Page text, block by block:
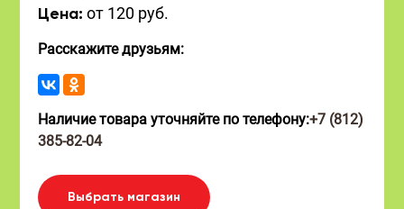
Цена: от 120 руб.
Расскажите друзьям:
Наличие товара уточняйте по телефону:+7 (812)
385-82-04
Выбрать магазин